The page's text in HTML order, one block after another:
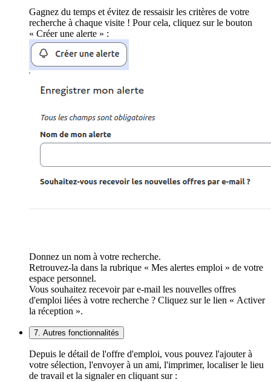
Gagnez du temps et évitez de ressaisir les critères de votre
recherche à chaque visite ! Pour cela, cliquez sur le bouton
« Créer une alerte » :
Donnez un nom à votre recherche.
Retrouvez-la dans la rubrique « Mes alertes emploi » de votre
espace personnel.
Vous souhaitez recevoir par e-mail les nouvelles offres
d'emploi liées à votre recherche ? Cliquez sur le lien « Activer
la réception ».
7. Autres fonctionnalités
Depuis le détail de l'offre d'emploi, vous pouvez l'ajouter à
votre sélection, l'envoyer à un ami, l'imprimer, localiser le lieu
de travail et la signaler en cliquant sur :